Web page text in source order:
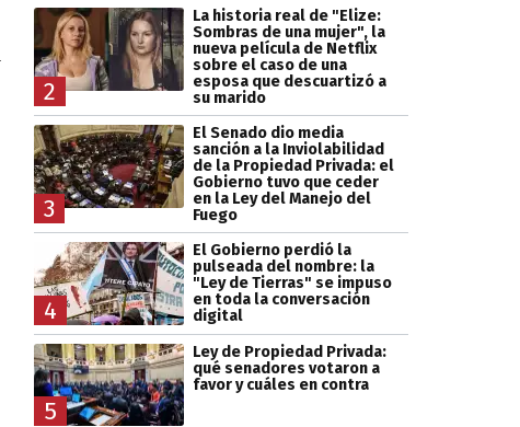
2
La historia real de "Elize:
Sombras de una mujer", la
nueva película de Netflix
sobre el caso de una
esposa que descuartizó a
su marido
3
El Senado dio media
sanción a la Inviolabilidad
de la Propiedad Privada: el
Gobierno tuvo que ceder
en la Ley del Manejo del
Fuego
4
El Gobierno perdió la
pulseada del nombre: la
"Ley de Tierras" se impuso
en toda la conversación
digital
5
Ley de Propiedad Privada:
qué senadores votaron a
favor y cuáles en contra